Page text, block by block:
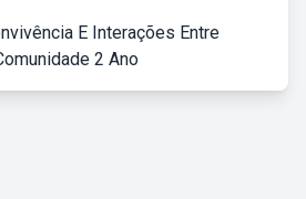
E Interações Entre
2 Ano